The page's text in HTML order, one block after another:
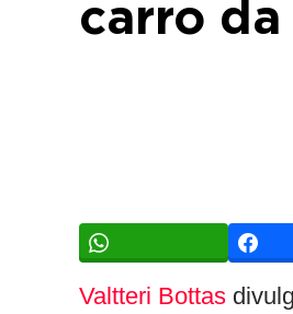
carro
Valtteri Bottas